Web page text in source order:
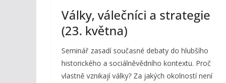
Války, válečníci a strategie
(23. května)
Seminář zasadí současné debaty do hlubšího
historického a sociálněvědního kontextu. Proč
vlastně vznikají války? Za jakých okolností není